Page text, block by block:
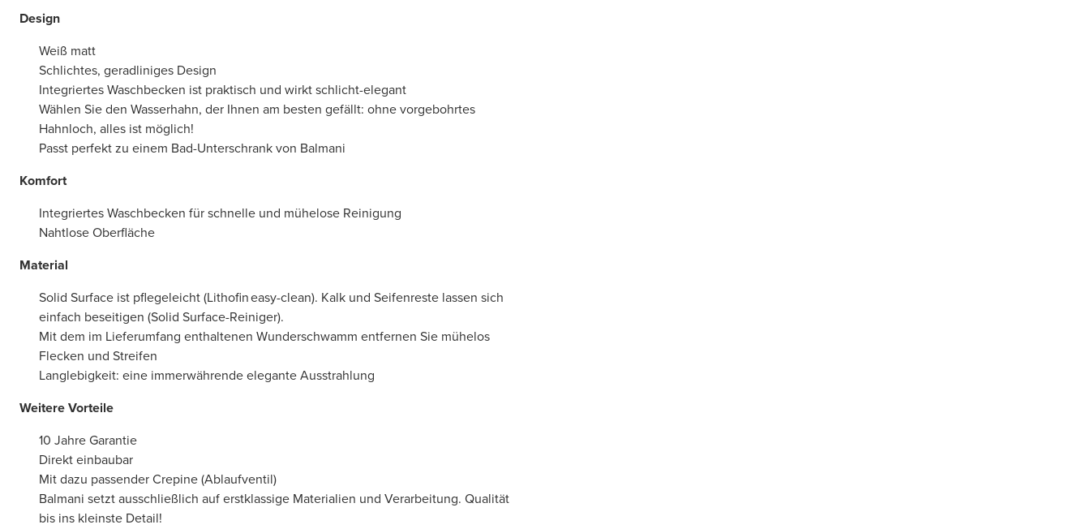
Design
Weiß matt
Schlichtes, geradliniges Design
Integriertes Waschbecken ist praktisch und wirkt schlicht-elegant
Wählen Sie den Wasserhahn, der Ihnen am besten gefällt: ohne vorgebohrtes
Hahnloch, alles ist möglich!
Passt perfekt zu einem Bad-Unterschrank von Balmani
Komfort
Integriertes Waschbecken für schnelle und mühelose Reinigung
Nahtlose Oberfläche
Material
Solid Surface ist pflegeleicht (Lithofin easy-clean). Kalk und Seifenreste lassen sich
einfach beseitigen (Solid Surface-Reiniger).
Mit dem im Lieferumfang enthaltenen Wunderschwamm entfernen Sie mühelos
Flecken und Streifen
Langlebigkeit: eine immerwährende elegante Ausstrahlung
Weitere Vorteile
10 Jahre Garantie
Direkt einbaubar
Mit dazu passender Crepine (Ablaufventil)
Balmani setzt ausschließlich auf erstklassige Materialien und Verarbeitung. Qualität
bis ins kleinste Detail!